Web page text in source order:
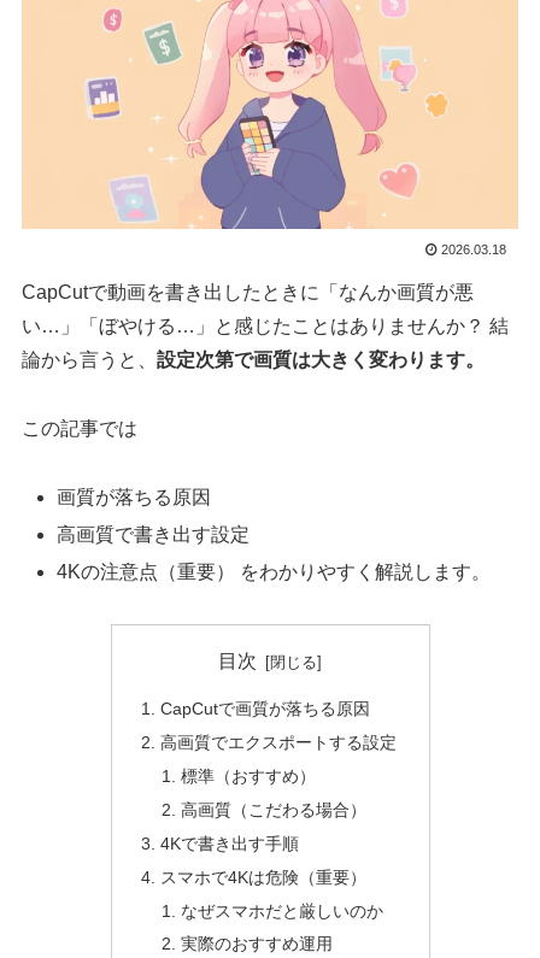
2026.03.18
CapCutで動画を書き出したときに「なんか画質が悪
い…」「ぼやける…」と感じたことはありませんか？ 結
論から言うと、設定次第で画質は大きく変わります。
この記事では
画質が落ちる原因
高画質で書き出す設定
4Kの注意点（重要） をわかりやすく解説します。
目次
CapCutで画質が落ちる原因
高画質でエクスポートする設定
標準（おすすめ）
高画質（こだわる場合）
4Kで書き出す手順
スマホで4Kは危険（重要）
なぜスマホだと厳しいのか
実際のおすすめ運用